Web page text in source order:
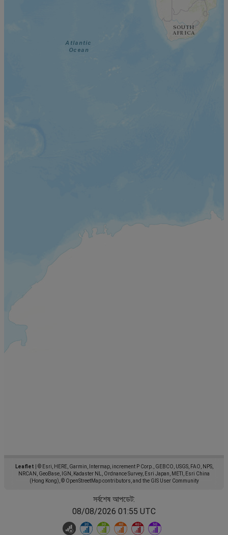
Leaflet
© Esri, HERE, Garmin, Intermap, increment P Corp., GEBCO, USGS, FAO, NPS,
NRCAN, GeoBase, IGN, Kadaster NL, Ordnance Survey, Esri Japan, METI, Esri China
(Hong Kong), © OpenStreetMap contributors, and the GIS User Community
সর্বশেষ আপডেট:
08/08/2026 01:55 UTC